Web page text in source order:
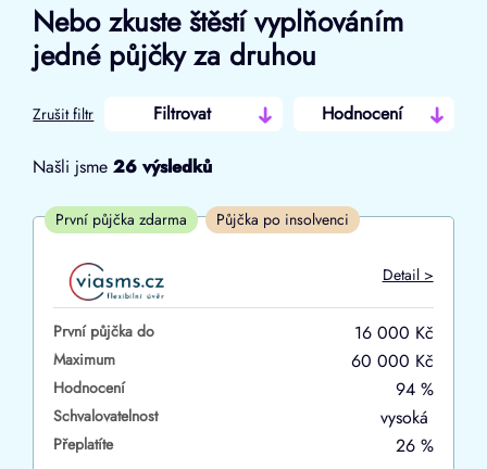
Nebo zkuste štěstí vyplňováním
jedné půjčky za druhou
Zrušit filtr Filtrovat Hodnocení
Od
První půjčka zdarma
–
ano
ne
Našli jsme26 výsledků
První půjčka zdarma Půjčka po insolvenci
Detail >
První půjčka do 16 000 Kč
Maximum 60 000 Kč
Hodnocení 94 %
Schvalovatelnost vysoká
Přeplatíte
26 %